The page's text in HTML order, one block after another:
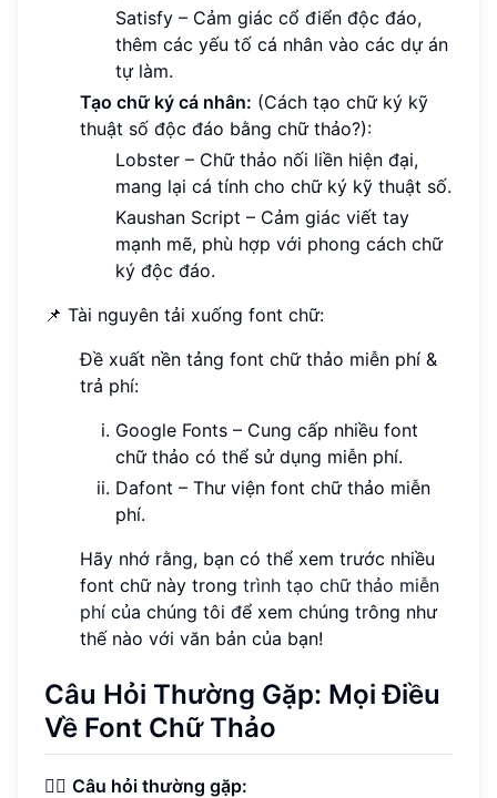
Satisfy – Cảm giác cổ điển độc đáo,
thêm các yếu tố cá nhân vào các dự án
tự làm.
Tạo chữ ký cá nhân: (Cách tạo chữ ký kỹ
thuật số độc đáo bằng chữ thảo?):
Lobster – Chữ thảo nối liền hiện đại,
mang lại cá tính cho chữ ký kỹ thuật số.
Kaushan Script – Cảm giác viết tay
mạnh mẽ, phù hợp với phong cách chữ
ký độc đáo.
📌 Tài nguyên tải xuống font chữ:
Đề xuất nền tảng font chữ thảo miễn phí &
trả phí:
Google Fonts – Cung cấp nhiều font
chữ thảo có thể sử dụng miễn phí.
Dafont – Thư viện font chữ thảo miễn
phí.
Hãy nhớ rằng, bạn có thể xem trước nhiều
font chữ này trong trình tạo chữ thảo miễn
phí của chúng tôi để xem chúng trông như
thế nào với văn bản của bạn!
Câu Hỏi Thường Gặp: Mọi Điều
Về Font Chữ Thảo
🙋‍♂️ Câu hỏi thường gặp: